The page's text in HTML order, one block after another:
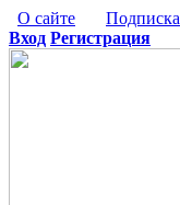
О сайте Подписка
Вход Регистрация